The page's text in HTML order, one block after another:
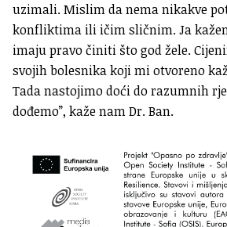
uzimali. Mislim da nema nikakve
konfliktima ili ičim sličnim. Ja
imaju pravo činiti što god žele.
svojih bolesnika koji mi otvoreno
Tada nastojimo doći do razumnih
dođemo”, kaže nam Dr. Ban.